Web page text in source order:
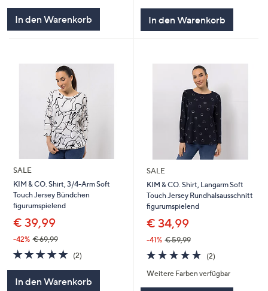
In den Warenkorb In den Warenkorb
SALE
KIM & CO. Shirt, 3/4-Arm Soft
Touch Jersey Bündchen
figurumspielend
€ 39,99
-42% € 69,99
5.0
von
(2)
In den Warenkorb
SALE
KIM & CO. Shirt, Langarm Soft
Touch Jersey Rundhalsausschnitt
figurumspielend
€ 34,99
-41% € 59,99
5.0
von
5
(2)
Weitere Farben verfügbar